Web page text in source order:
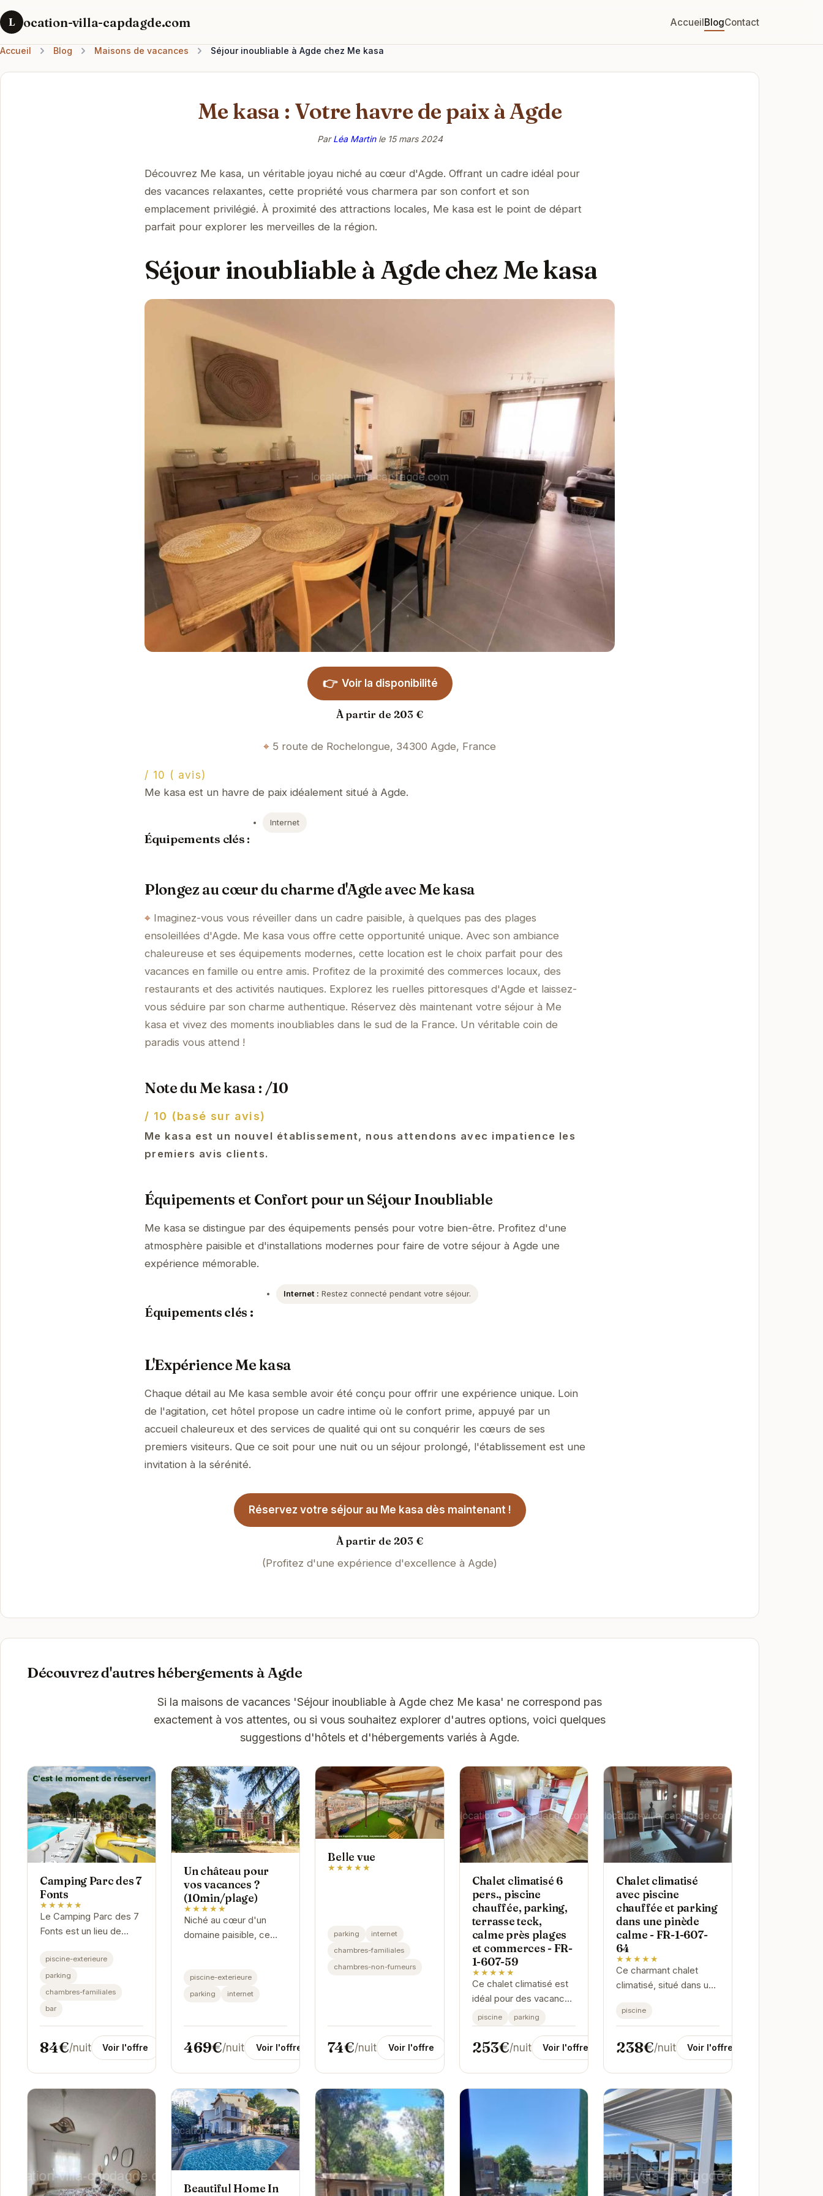
L ocation-villa-capdagde.com AccueilBlogContact
Accueil Blog Maisons de vacances Séjour inoubliable à Agde chez Me kasa
Me kasa : Votre havre de paix à Agde
ParLéa Martinle 15 mars 2024
Découvrez Me kasa, un véritable joyau niché au cœur d'Agde. Offrant un cadre idéal pour
des vacances relaxantes, cette propriété vous charmera par son confort et son
emplacement privilégié. À proximité des attractions locales, Me kasa est le point de départ
parfait pour explorer les merveilles de la région.
Séjour inoubliable à Agde chez Me kasa
👉 Voir la disponibilité
À partir de 203 €
5 route de Rochelongue, 34300 Agde, France
/ 10 ( avis)
Me kasa est un havre de paix idéalement situé à Agde.
Équipements clés :
Internet
Plongez au cœur du charme d'Agde avec Me kasa
Imaginez-vous vous réveiller dans un cadre paisible, à quelques pas des plages
ensoleillées d'Agde. Me kasa vous offre cette opportunité unique. Avec son ambiance
chaleureuse et ses équipements modernes, cette location est le choix parfait pour des
vacances en famille ou entre amis. Profitez de la proximité des commerces locaux, des
restaurants et des activités nautiques. Explorez les ruelles pittoresques d'Agde et laissez-
vous séduire par son charme authentique. Réservez dès maintenant votre séjour à Me
kasa et vivez des moments inoubliables dans le sud de la France. Un véritable coin de
paradis vous attend !
Note du Me kasa : /10
/ 10 (basé sur avis)
Me kasa est un nouvel établissement, nous attendons avec impatience les
premiers avis clients.
Équipements et Confort pour un Séjour Inoubliable
Me kasa se distingue par des équipements pensés pour votre bien-être. Profitez d'une
atmosphère paisible et d'installations modernes pour faire de votre séjour à Agde une
expérience mémorable.
Équipements clés :
Internet : Restez connecté pendant votre séjour.
L'Expérience Me kasa
Chaque détail au Me kasa semble avoir été conçu pour offrir une expérience unique. Loin
de l'agitation, cet hôtel propose un cadre intime où le confort prime, appuyé par un
accueil chaleureux et des services de qualité qui ont su conquérir les cœurs de ses
premiers visiteurs. Que ce soit pour une nuit ou un séjour prolongé, l'établissement est une
invitation à la sérénité.
Réservez votre séjour au Me kasa dès maintenant !
À partir de 203 €
(Profitez d'une expérience d'excellence à Agde)
Découvrez d'autres hébergements à Agde
Si la maisons de vacances 'Séjour inoubliable à Agde chez Me kasa' ne correspond pas
exactement à vos attentes, ou si vous souhaitez explorer d'autres options, voici quelques
suggestions d'hôtels et d'hébergements variés à Agde.
Camping Parc des 7
Fonts
★★★★★
Le Camping Parc des 7
Fonts est un lieu de
familles et les amis.
Situé à Agde, il offre un
accès facile aux plages
et aux...
piscine-exterieure
parking
chambres-familiales
bar
84€/nuit Voir l'offre
Un château pour
vos vacances ?
(10min/plage)
★★★★★
Niché au cœur d'un
domaine paisible, ce
temps. Imprégnez-vous
de l'histoire des lieux
piscine-exterieure
parking
internet
469€/nuit Voir l'offre
Belle vue
★★★★★
parking
internet
chambres-familiales
chambres-non-fumeurs
74€/nuit Voir l'offre
Chalet climatisé 6
pers., piscine
chauffée, parking,
terrasse teck,
calme près plages
et commerces - FR-
1-607-59
★★★★★
Ce chalet climatisé est
idéal pour des vacances
en famille ou entre amis
à Agde. Avec sa piscine
chauffée, son parking
privé et sa terrasse en...
piscine parking
253€/nuit Voir l'offre
Chalet climatisé
avec piscine
chauffée et parking
dans une pinède
calme - FR-1-607-
64
★★★★★
Ce charmant chalet
climatisé, situé dans une
est l'endroit idéal pour
des vacances
relaxantes. Avec sa
piscine chauffée...
piscine
238€/nuit Voir l'offre
Beautiful Home In